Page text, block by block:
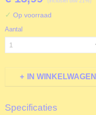
✓ Op voorraad
Aantal
IN WINKELWAGEN
Specificaties